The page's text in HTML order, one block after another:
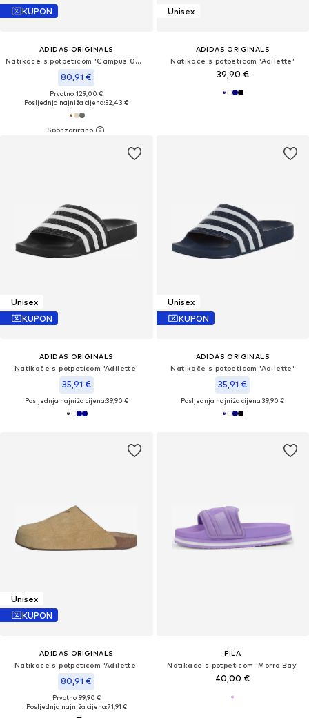
KUPON
ADIDAS ORIGINALS
Natikače s potpeticom 'Campus 00s'
80,91 €
Prvotno: 129,00 €
Posljednja najniža cijena:52,43 €
Unisex
ADIDAS ORIGINALS
Natikače s potpeticom 'Adilette'
39,90 €
Unisex
KUPON
ADIDAS ORIGINALS
Natikače s potpeticom 'Adilette'
35,91 €
Posljednja najniža cijena:39,90 €
Unisex
KUPON
ADIDAS ORIGINALS
Natikače s potpeticom 'Adilette'
35,91 €
Posljednja najniža cijena:39,90 €
Unisex
KUPON
ADIDAS ORIGINALS
Natikače s potpeticom 'Adilette'
80,91 €
Prvotno: 99,90 €
Posljednja najniža cijena:71,91 €
FILA
Natikače s potpeticom 'Morro Bay'
40,00 €